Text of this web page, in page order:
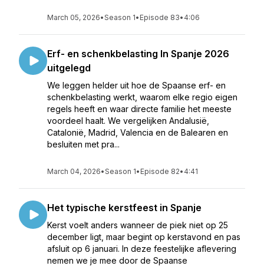
March 05, 2026•Season 1• Episode 83• 4:06
Erf- en schenkbelasting In Spanje 2026
uitgelegd
We leggen helder uit hoe de Spaanse erf- en
schenkbelasting werkt, waarom elke regio eigen
regels heeft en waar directe familie het meeste
voordeel haalt. We vergelijken Andalusië,
Catalonië, Madrid, Valencia en de Balearen en
besluiten met pra...
March 04, 2026•Season 1• Episode 82• 4:41
Het typische kerstfeest in Spanje
Kerst voelt anders wanneer de piek niet op 25
december ligt, maar begint op kerstavond en pas
afsluit op 6 januari. In deze feestelijke aflevering
nemen we je mee door de Spaanse